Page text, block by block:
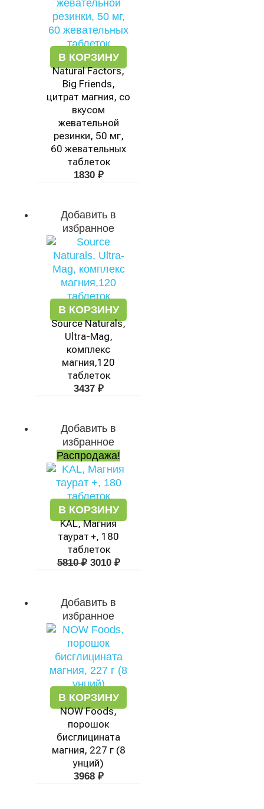
В КОРЗИНУ
Natural Factors,
Big Friends,
цитрат магния, со
вкусом
жевательной
резинки, 50 мг,
60 жевательных
таблеток
1830 ₽
Добавить в
избранное
В КОРЗИНУ
Source Naturals,
Ultra-Mag,
комплекс
магния,120
таблеток
3437 ₽
Добавить в
избранное
Распродажа!
В КОРЗИНУ
KAL, Магния
таурат +, 180
таблеток
5810₽
Первоначальная
цена
составляла
5810 ₽.
3010 ₽
3010 ₽.
Добавить в
избранное
В КОРЗИНУ
NOW Foods,
порошок
бисглицината
магния, 227 г (8
унций)
3968 ₽